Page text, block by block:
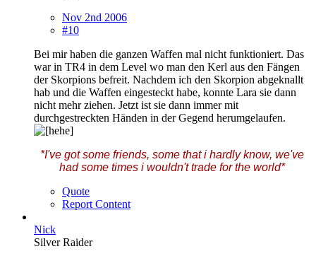
Nov 2nd 2006
#10
Bei mir haben die ganzen Waffen mal nicht funktioniert. Das
war in TR4 in dem Level wo man den Kerl aus den Fängen
der Skorpions befreit. Nachdem ich den Skorpion abgeknallt
hab und die Waffen eingesteckt habe, konnte Lara sie dann
nicht mehr ziehen. Jetzt ist sie dann immer mit
durchgestreckten Händen in der Gegend herumgelaufen.
*I've got some friends, some that i hardly know, we've
had some times i wouldn't trade for the world*
Quote
Report Content
Nick
Silver Raider